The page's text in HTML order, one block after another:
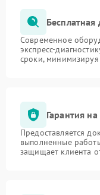
Современное
экспресс-
сроки, минимизируя
Гарантия
Предоставляется
выполненные
защищает клиента